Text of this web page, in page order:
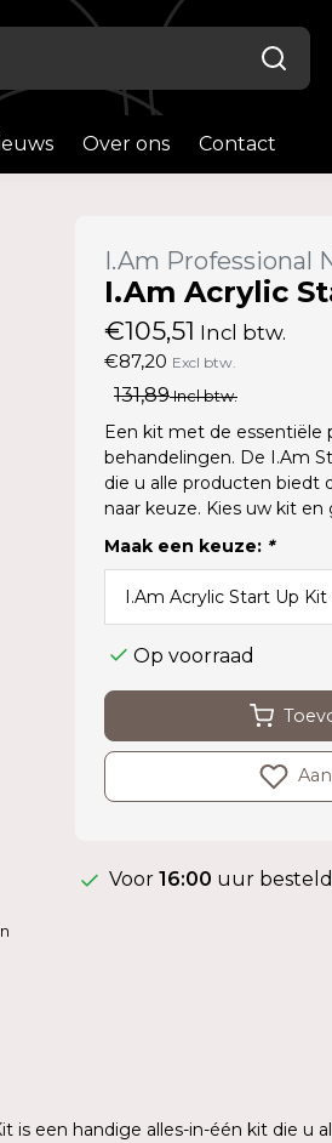
Over ons Contact
I.Am Professional
I.Am Acrylic
€105,51 Incl btw.
€87,20 Excl btw.
131,89Incl btw.
Een kit met de essentiële
behandelingen. De I.Am
die u alle producten biedt
naar keuze. Kies uw kit en
Maak een keuze: *
Op voorraad
Voor 16:00 uur
een handige alles-in-één kit die u